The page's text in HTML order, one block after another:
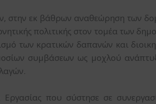
στην εκ βάθρων αναθεώρηση των
πολιτικής στον τομέα των
των κρατικών δαπανών και
συμβάσεων ως μοχλού
που σύστησε σε